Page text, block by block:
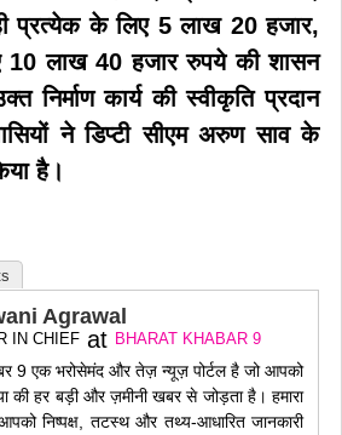
प्रत्येक के लिए 5 लाख 20 हजार,
10 लाख 40 हजार रुपये की शासन
निर्माण कार्य की स्वीकृति प्रदान
ने डिप्टी सीएम अरुण साव के
है।
Agrawal
IN CHIEF at BHARAT KHABAR 9
9 एक भरोसेमंद और तेज़ न्यूज़ पोर्टल है जो आपको
की हर बड़ी और ज़मीनी खबर से जोड़ता है। हमारा
निष्पक्ष, तटस्थ और तथ्य-आधारित जानकारी